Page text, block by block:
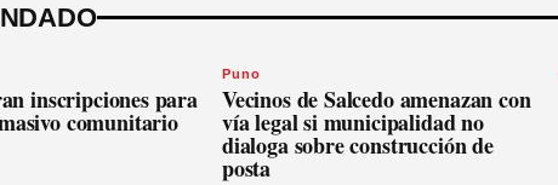
inscripciones para
comunitario
Puno
Vecinos de Salcedo amenazan con
vía legal si municipalidad no
dialoga sobre construcción de
posta